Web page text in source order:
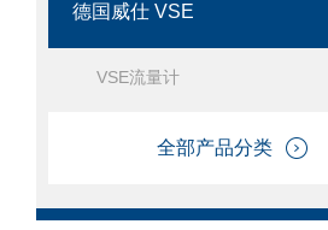
德国威仕 VSE
VSE流量计
全部产品分类